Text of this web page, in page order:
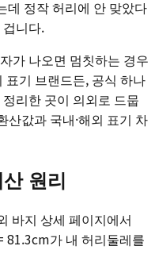
데 정작 허리에 안 맞았다
니다.
가 나오면 멈칫하는 경우
표기 브랜드든, 공식 하나
리한 곳이 의외로 드뭅
값과 국내·해외 표기 차
원리
바지 상세 페이지에서
가 내 허리둘레를